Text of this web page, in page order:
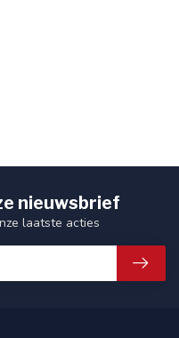
nieuwsbrief
laatste acties